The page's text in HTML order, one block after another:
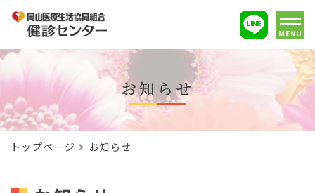
MENU
お知らせ
トップページ お知らせ